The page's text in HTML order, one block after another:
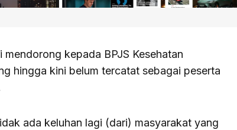
kepada BPJS Kesehatan
hingga kini belum tercatat sebagai peserta
ada keluhan lagi (dari) masyarakat yang